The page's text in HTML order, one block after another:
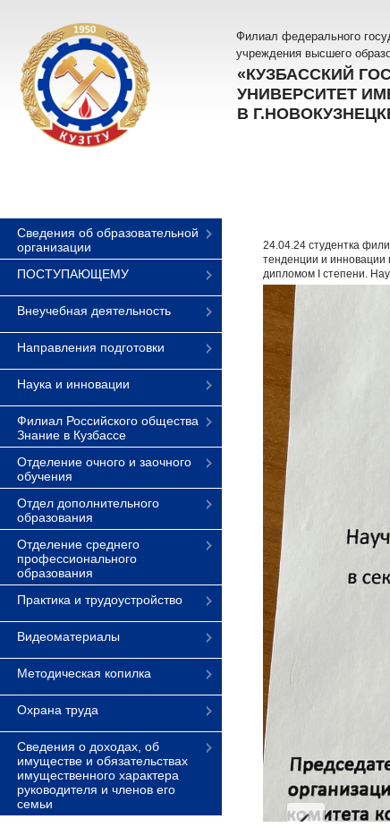
Филиал федерального
учреждения высшего
«КУЗБАССКИЙ
УНИВЕРСИТЕТ
В
Сведения об образовательной
организации
ПОСТУПАЮЩЕМУ
Внеучебная деятельность
Направления подготовки
Наука и инновации
Филиал Российского общества
Знание в Кузбассе
Отделение очного и заочного
обучения
Отдел дополнительного
образования
Отделение среднего
профессионального
образования
Практика и трудоустройство
Видеоматериалы
Методическая копилка
Охрана труда
Сведения о доходах, об
имуществе и обязательствах
имущественного характера
руководителя и членов его
семьи
24.04.24 студентка
тенденции и инновации
дипломом I степени.